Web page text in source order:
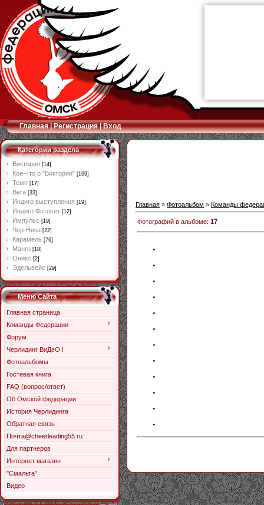
Главная|Регистрация|Вход
Категории раздела
Виктория [14]
Кое-что о "Виктории" [169]
Темп [17]
Вега [33]
Индиго выступления [19]
Индиго Фотосет [12]
Импульс [19]
Чер-Ника [22]
Карамель [76]
Манго [18]
Оникс [2]
Эдельвейс [29]
Меню Сайта
Главная страница
Команды Федерации
Форум
Черлидинг ВиДеО !
Фотоальбомы
Гостевая книга
FAQ (вопрос/ответ)
Об Омской федерации
История Черлидинга
Обратная связь
Почта@cheerleading55.ru
Для партнеров
Интернет магазин
"Смальта"
Видео
Главная » Фотоальбом » Команды
Фотографий в альбоме: 17